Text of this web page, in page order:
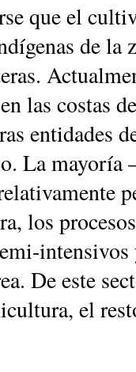
que el
de
las cos­tas
en­ti­da­des
La
los
De es­te
el